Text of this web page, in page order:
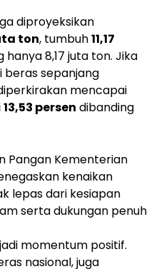
diproyeksikan
ton, tumbuh11,17
8,17 juta ton. Jika
beras sepanjang
mencapai
13,53 persen dibanding
Pangan Kementerian
kenaikan
lepas dari kesiapan
serta dukungan penuh
momentum positif.
nasional, juga